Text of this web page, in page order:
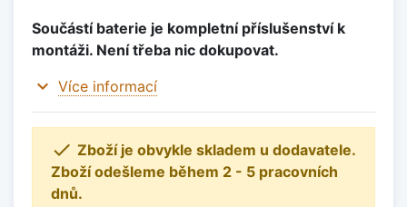
Součástí baterie je kompletní příslušenství k
montáži. Není třeba nic dokupovat.
expand_more Více informací
 Zboží je obvykle skladem u dodavatele.
Zboží odešleme během 2 - 5 pracovních
dnů.